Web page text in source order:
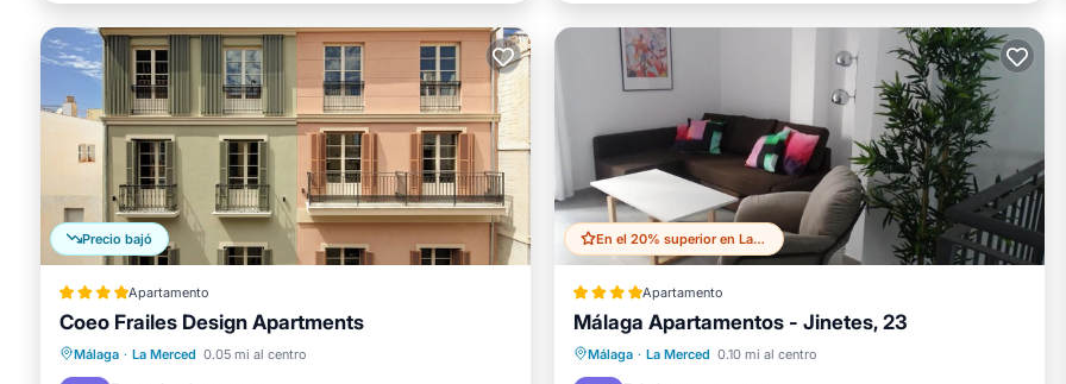
Precio bajó
Apartamento
Coeo Frailes Design Apartments
Málaga · La Merced 0.05 mi al centro
Desayuno
Cocina
En el 20% superior en La Merced
Apartamento
Málaga Apartamentos - Jinetes, 23
Málaga · La Merced 0.10 mi al centro
Aparcamiento
Aire acondicionado